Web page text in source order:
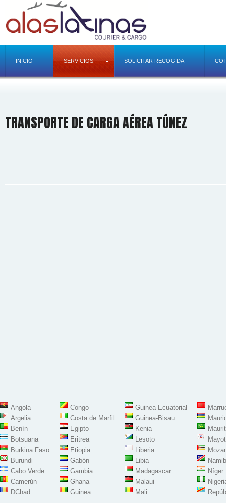
INICIO SERVICIOS SOLICITAR RECOGIDA
TRANSPORTE DE CARGA AÉREA TÚNEZ
Angola
Argelia
Benín
Botsuana
Burkina Faso
Burundi
Cabo Verde
Camerún
DChad
Congo
Costa de Marfil
Egipto
Eritrea
Etiopia
Gabón
Gambia
Ghana
Guinea
Guinea Ecuatorial
Guinea-Bisau
Kenia
Lesoto
Liberia
Libia
Madagascar
Malaui
Mali
Níger